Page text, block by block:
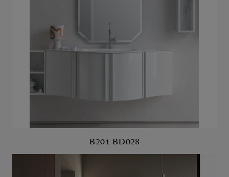
B201 BD028